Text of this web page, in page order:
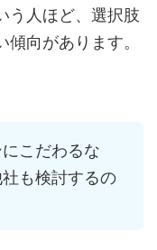
う人ほど、選択肢
向があります。
こだわるな
も検討するの